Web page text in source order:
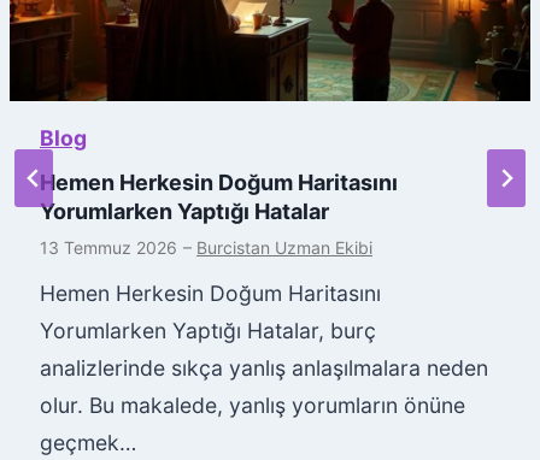
Blog
Hemen Herkesin Doğum Haritasını
Yorumlarken Yaptığı Hatalar
13 Temmuz 2026 – Burcistan Uzman Ekibi
Hemen Herkesin Doğum Haritasını
Yorumlarken Yaptığı Hatalar, burç
analizlerinde sıkça yanlış anlaşılmalara neden
olur. Bu makalede, yanlış yorumların önüne
geçmek…